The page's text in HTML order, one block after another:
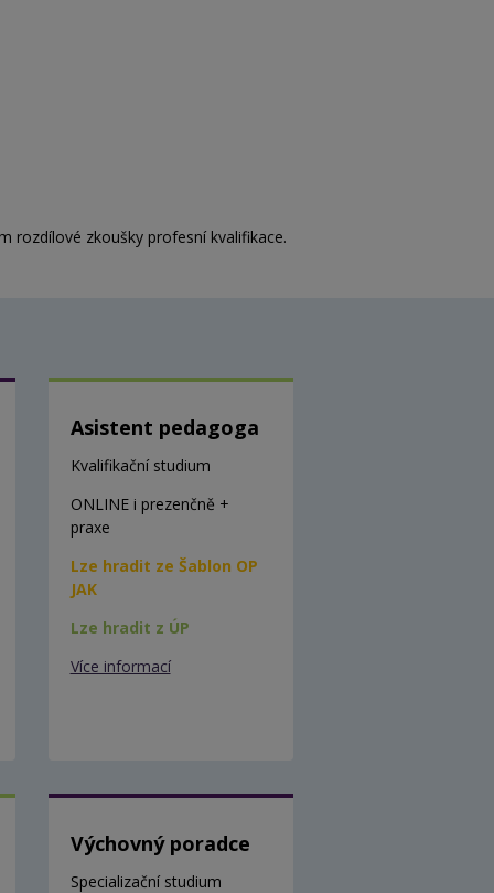
rozdílové zkoušky profesní kvalifikace.
Asistent pedagoga
Kvalifikační studium
ONLINE i prezenčně +
praxe
Lze hradit ze Šablon OP
JAK
Lze hradit z ÚP
Více informací
Výchovný poradce
Specializační studium